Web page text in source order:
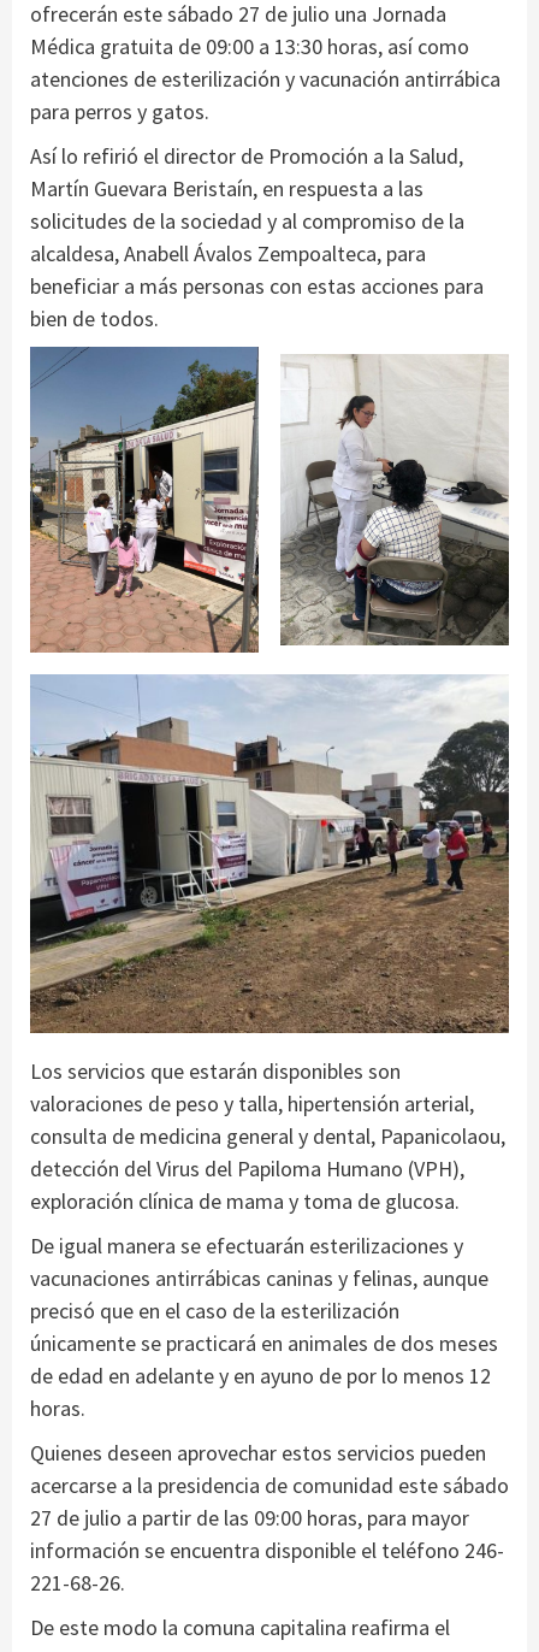
ofrecerán este sábado 27 de julio una Jornada
Médica gratuita de 09:00 a 13:30 horas, así como
atenciones de esterilización y vacunación antirrábica
para perros y gatos.
Así lo refirió el director de Promoción a la Salud,
Martín Guevara Beristaín, en respuesta a las
solicitudes de la sociedad y al compromiso de la
alcaldesa, Anabell Ávalos Zempoalteca, para
beneficiar a más personas con estas acciones para
bien de todos.
Los servicios que estarán disponibles son
valoraciones de peso y talla, hipertensión arterial,
consulta de medicina general y dental, Papanicolaou,
detección del Virus del Papiloma Humano (VPH),
exploración clínica de mama y toma de glucosa.
De igual manera se efectuarán esterilizaciones y
vacunaciones antirrábicas caninas y felinas, aunque
precisó que en el caso de la esterilización
únicamente se practicará en animales de dos meses
de edad en adelante y en ayuno de por lo menos 12
horas.
Quienes deseen aprovechar estos servicios pueden
acercarse a la presidencia de comunidad este sábado
27 de julio a partir de las 09:00 horas, para mayor
información se encuentra disponible el teléfono 246-
221-68-26.
De este modo la comuna capitalina reafirma el